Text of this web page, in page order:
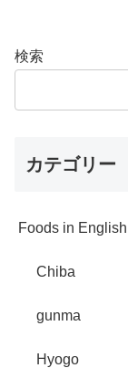
検索
カテゴリー
Foods in English
Chiba
gunma
Hyogo